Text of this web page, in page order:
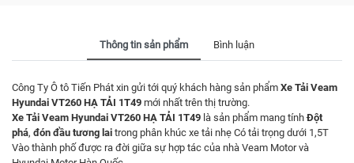
Thông tin sản phẩm Bình luận
Công Ty Ô tô Tiến Phát xin gửi tới quý khách hàng sản phẩm Xe Tải Veam
Hyundai VT260 HẠ TẢI 1T49 mới nhất trên thị trường.
Xe Tải Veam Hyundai VT260 HẠ TẢI 1T49 là sản phẩm mang tínhĐột
phá, đón đầu tương lai trong phân khúc xe tải nhẹ Có tải trọng dưới 1,5T
Vào thành phố được ra đời giữa sự hợp tác của nhà Veam Motor và